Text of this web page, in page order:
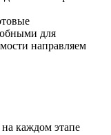
для
направляем
каждом этапе